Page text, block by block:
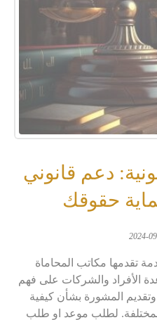
دعم قانوني
حقوقك
2024-
تقدمها مكاتب المحاماة
الأفراد والشركات على فهم
وتقديم المشورة بشأن كيفية
المختلفة. لطلب موعد او طلب